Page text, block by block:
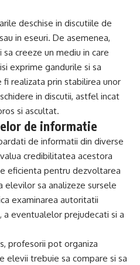
deschise in discutiile de
in eseuri. De asemenea,
creeze un mediu in care
exprime gandurile si sa
realizata prin stabilirea unor
in discutii, astfel incat
si ascultat.
de informatie
de informatii din diverse
credibilitatea acestora
eficienta pentru dezvoltarea
elevilor sa analizeze sursele
examinarea autoritatii
a eventualelor prejudecati si a
profesorii pot organiza
elevii trebuie sa compare si sa